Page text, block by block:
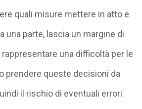
quali misure mettere in atto e
una parte, lascia un margine di
rappresentare una difficoltà per le
prendere queste decisioni da
il rischio di eventuali errori.